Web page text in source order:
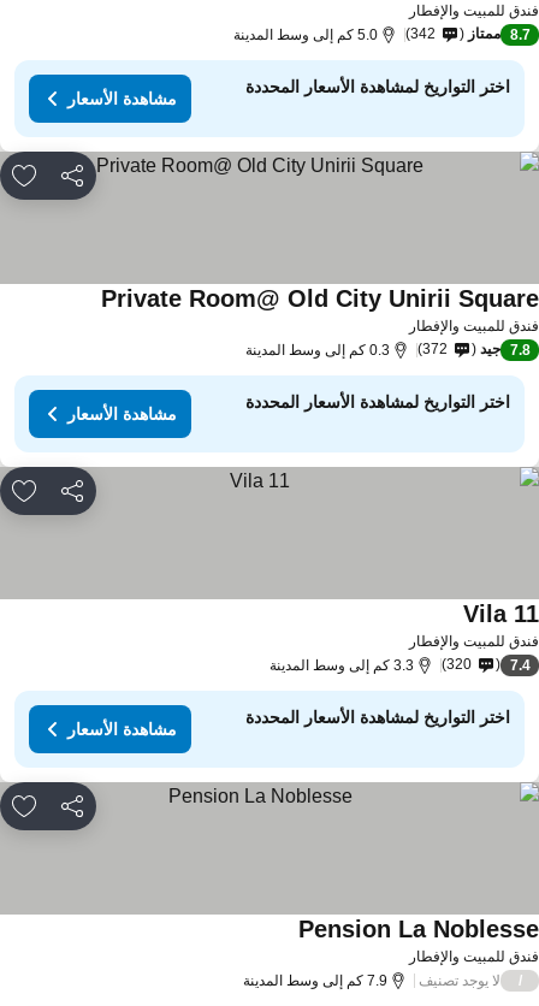
للمبيت والإفطار
8.7 ممتاز 342 5.0 كم إلى وسط المدينة
اختر التواريخ لمشاهدة الأسعار المحددة
مشاهدة الأسعار
مشاركة
للمبيت والإفطار
Private Room@ Old City Unirii
7.8 جيد 372 0.3 كم إلى وسط المدينة
اختر التواريخ لمشاهدة الأسعار المحددة
مشاهدة الأسعار
مشاركة
للمبيت والإفطار
Vila
7.4
320 3.3 كم إلى وسط المدينة
اختر التواريخ لمشاهدة الأسعار المحددة
مشاهدة الأسعار
مشاركة
للمبيت والإفطار
Pension La
لا يوجد تصنيف 7.9 كم إلى وسط المدينة